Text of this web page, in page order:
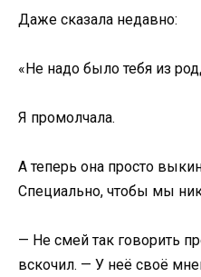
Даже сказала недавно:
«Не надо было тебя из
Я промолчала.
А теперь она просто
Специально, чтобы мы
— Не смей так говорить
вскочил. — У неё своё